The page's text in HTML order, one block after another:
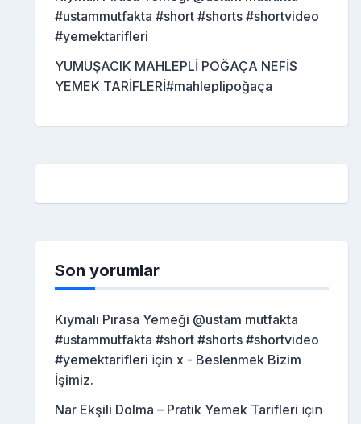
#ustammutfakta #short #shorts #shortvideo
#yemektarifleri
YUMUŞACIK MAHLEPLİ POĞAÇA NEFİS
YEMEK TARİFLERİ#mahleplipoğaça
Son yorumlar
Kıymalı Pırasa Yemeği @ustam mutfakta
#ustammutfakta #short #shorts #shortvideo
#yemektarifleri için x - Beslenmek Bizim
İşimiz.
Nar Ekşili Dolma – Pratik Yemek Tarifleri için